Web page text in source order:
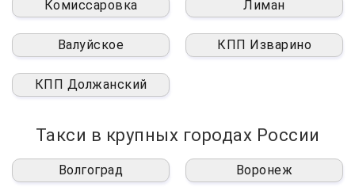
Комиссаровка Лиман
Валуйское КПП Изварино
КПП Должанский
Такси в крупных городах России
Волгоград Воронеж